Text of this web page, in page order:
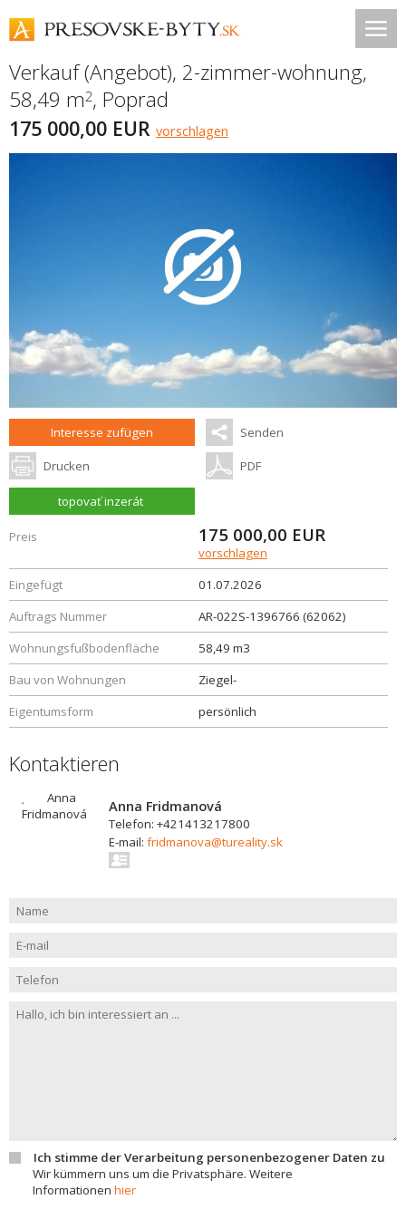
Verkauf (Angebot), 2-zimmer-wohnung,
58,49 m2, Poprad
175 000,00 EUR vorschlagen
Interesse zufügen Senden
Drucken PDF
topovať inzerát
Preis 175 000,00 EUR
vorschlagen
Eingefügt
01.07.2026
Auftrags Nummer
AR-022S-1396766 (62062)
Wohnungsfußbodenfläche
58,49 m3
Bau von Wohnungen
Ziegel-
Eigentumsform
persönlich
Kontaktieren
Anna Fridmanová
Telefon: +421413217800
E-mail: fridmanova@tureality.sk
Ich stimme der Verarbeitung personenbezogener Daten zu
Wir kümmern uns um die Privatsphäre. Weitere
Informationen hier